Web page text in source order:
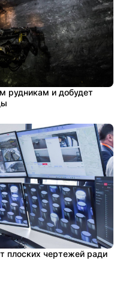
рудникам и добудет
плоских чертежей ради